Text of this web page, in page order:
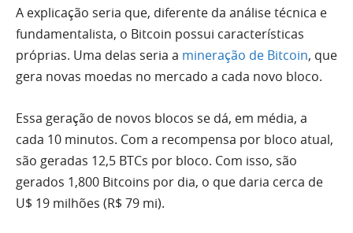
A explicação seria que, diferente da análise técnica e
fundamentalista, o Bitcoin possui características
próprias. Uma delas seria a mineração de Bitcoin, que
gera novas moedas no mercado a cada novo bloco.
Essa geração de novos blocos se dá, em média, a
cada 10 minutos. Com a recompensa por bloco atual,
são geradas 12,5 BTCs por bloco. Com isso, são
gerados 1,800 Bitcoins por dia, o que daria cerca de
U$ 19 milhões (R$ 79 mi).